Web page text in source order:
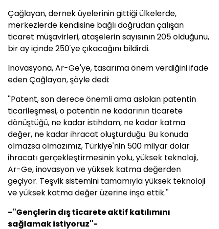
Çağlayan, dernek üyelerinin gittiği ülkelerde,
merkezlerde kendisine bağlı doğrudan çalışan
ticaret müşavirleri, ataşelerin sayısının 205 olduğunu,
bir ay içinde 250'ye çıkacağını bildirdi.
İnovasyona, Ar-Ge'ye, tasarıma önem verdiğini ifade
eden Çağlayan, şöyle dedi:
''Patent, son derece önemli ama aslolan patentin
ticarileşmesi, o patentin ne kadarının ticarete
dönüştüğü, ne kadar istihdam, ne kadar katma
değer, ne kadar ihracat oluşturduğu. Bu konuda
olmazsa olmazımız, Türkiye'nin 500 milyar dolar
ihracatı gerçekleştirmesinin yolu, yüksek teknoloji,
Ar-Ge, inovasyon ve yüksek katma değerden
geçiyor. Teşvik sistemini tamamıyla yüksek teknoloji
ve yüksek katma değer üzerine inşa ettik.''
-''Gençlerin dış ticarete aktif katılımını
sağlamak istiyoruz''-